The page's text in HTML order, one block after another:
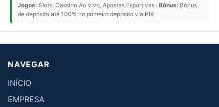
Jogos: Slots, Cassino Ao Vivo, Apostas Esportivas · Bônus: Bônus
de depósito até 100% no primeiro depósito via PIX
NAVEGAR
INÍCIO
EMPRESA